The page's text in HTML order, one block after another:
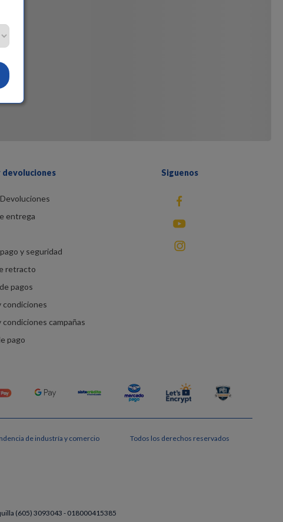
devoluciones
entrega
y seguridad
retracto
pagos
condiciones
condiciones campañas
pago
Siguenos
fb
You Tube
instagram
de industría y comercio Todos los derechos reservados
(605) 3093043 - 018000415385